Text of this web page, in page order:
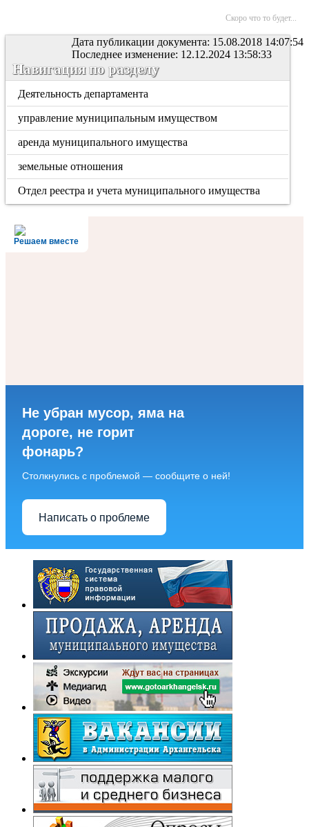
Скоро что то будет...
Дата публикации документа: 15.08.2018 14:07:54
Последнее изменение: 12.12.2024 13:58:33
Навигация по разделу
Деятельность департамента
управление муниципальным имуществом
аренда муниципального имущества
земельные отношения
Отдел реестра и учета муниципального имущества
Решаем вместе
Не убран мусор, яма на
дороге, не горит
фонарь?
Столкнулись с проблемой — сообщите о ней!
Написать о проблеме